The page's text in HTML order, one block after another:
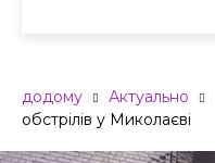
додому Актуально
обстрілів у Миколаєві